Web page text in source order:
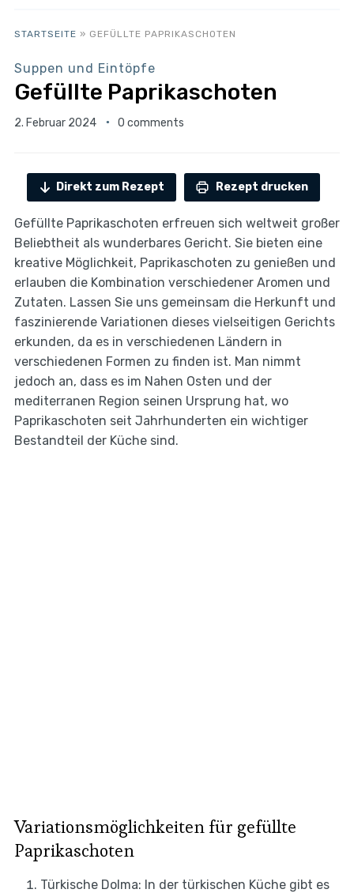
STARTSEITE » GEFÜLLTE PAPRIKASCHOTEN
Suppen und Eintöpfe
Gefüllte Paprikaschoten
2. Februar 2024 0 comments
Direkt zum Rezept Rezept drucken
Gefüllte Paprikaschoten erfreuen sich weltweit großer
Beliebtheit als wunderbares Gericht. Sie bieten eine
kreative Möglichkeit, Paprikaschoten zu genießen und
erlauben die Kombination verschiedener Aromen und
Zutaten. Lassen Sie uns gemeinsam die Herkunft und
faszinierende Variationen dieses vielseitigen Gerichts
erkunden, da es in verschiedenen Ländern in
verschiedenen Formen zu finden ist. Man nimmt
jedoch an, dass es im Nahen Osten und der
mediterranen Region seinen Ursprung hat, wo
Paprikaschoten seit Jahrhunderten ein wichtiger
Bestandteil der Küche sind.
Variationsmöglichkeiten für gefüllte
Paprikaschoten
Türkische Dolma: In der türkischen Küche gibt es